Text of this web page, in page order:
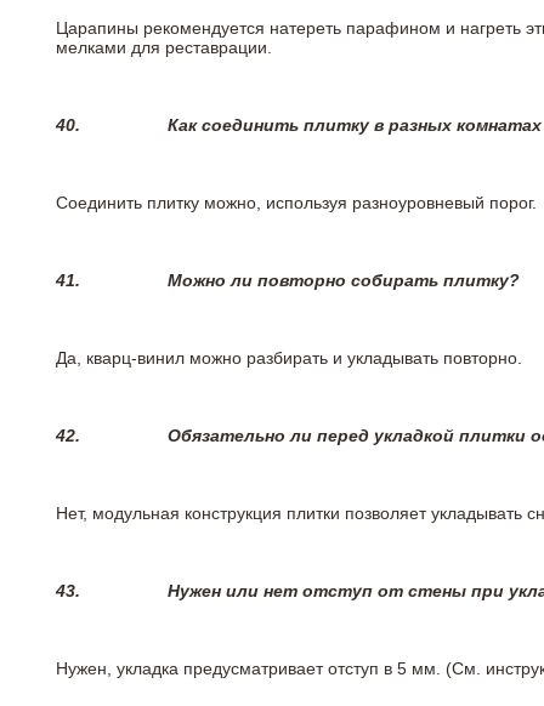
Царапины рекомендуется натереть парафином и нагреть
мелками для реставрации.
40. Как соединить плитку в разных
Соединить плитку можно, используя разноуровневый порог.
41. Можно ли повторно собирать плитку?
Да, кварц-винил можно разбирать и укладывать повторно.
42. Обязательно ли перед укладкой плитки
Нет, модульная конструкция плитки позволяет
43. Нужен или нет отступ от стены при
Нужен, укладка предусматривает отступ в 5 мм. (См.